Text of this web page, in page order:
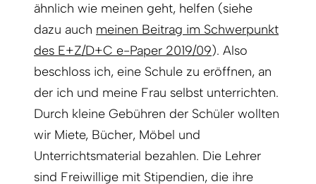
ähnlich wie meinen geht, helfen (siehe
dazu auch meinen Beitrag im Schwerpunkt
des E+Z/D+C e-Paper 2019/09). Also
beschloss ich, eine Schule zu eröffnen, an
der ich und meine Frau selbst unterrichten.
Durch kleine Gebühren der Schüler wollten
wir Miete, Bücher, Möbel und
Unterrichtsmaterial bezahlen. Die Lehrer
sind Freiwillige mit Stipendien, die ihre